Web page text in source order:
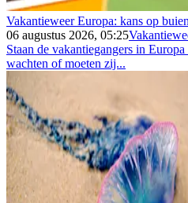
Vakantieweer Europa: kans op
06 augustus 2026, 05:25
Staan de vakantiegangers in
wachten of moeten zij...